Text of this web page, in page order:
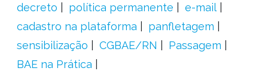
decreto
política permanente
e-mail
cadastro na plataforma
panfletagem
sensibilização
CGBAE/RN
Passagem
BAE na Prática